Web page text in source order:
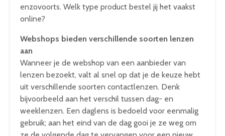
enzovoorts. Welk type product bestel jij het vaakst
online?
Webshops bieden verschillende soorten lenzen
aan
Wanneer je de webshop van een aanbieder van
lenzen bezoekt, valt al snel op dat je de keuze hebt
uit verschillende soorten contactlenzen. Denk
bijvoorbeeld aan het verschil tussen dag- en
weeklenzen. Een daglens is bedoeld voor eenmalig
gebruik; aan het eind van de dag gooi je ze weg om